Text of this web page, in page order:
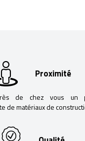
Proximité
de chez vous un
de matériaux de